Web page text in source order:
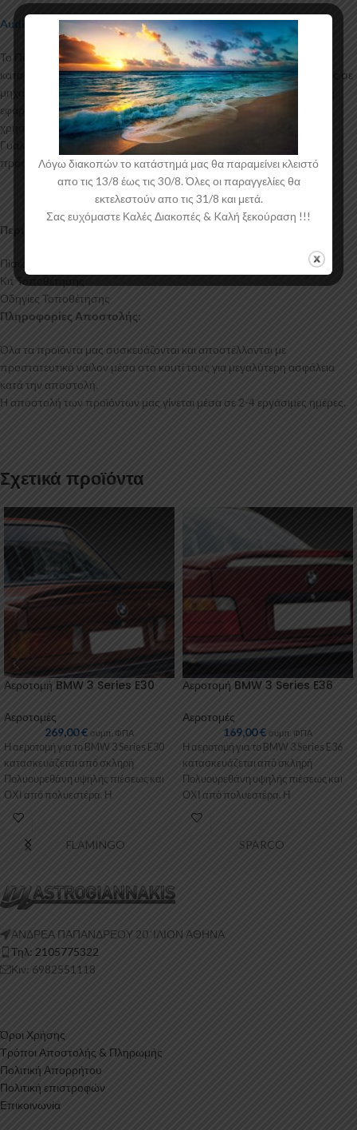
Audi A3 S-Line 8Y Facelift Sportback (2024-)
Το Πίσω Σπλίτερ για το Audi A3 S-Line 8Y Facelift Sportback
κατασκευάζεται από ABS Πλαστικό υψηλής ποιότητας και αισθητικής σε
μηχανές θερμοδιαμόρφωσης τελευταίας τεχνολογίας έχοντας άψογη
εφαρμογή και εύκολη τοποθέτηση. Το υλικό πλαστικού που
χρησιμοποιείται για την δημιουργία προϊόντων έρχεται σε Μαύρο
Γυαλιστερό χρώμα και με αντιχαρακτική επιφάνεια. Συνοδεύεται από
προστατευτική μεμβράνη όπου αφαιρείται πριν την τοποθέτηση.
Περιεχόμενα Συσκευασίας:
Πίσω Σπλίτερ Audi A3 S-Line 8Y Facelift
Κιτ Τοποθέτησης
Οδηγίες Τοποθέτησης
Πληροφορίες Αποστολής:
Όλα τα προϊόντα μας συσκευάζονται και αποστέλλονται με
προστατευτικό νάιλον μέσα στο κουτί τους για μεγαλύτερη ασφάλεια
κατά την αποστολή.
Η αποστολή των προϊόντων μας γίνεται μέσα σε 2-4 εργάσιμες ημέρες.
Σχετικά προϊόντα
Αεροτομή BMW 3 Series E30
Αεροτομές
269,00€ συμπ. ΦΠΑ
Η αεροτομή για το BMW 3 Series E30
κατασκευάζεται από σκληρή
Πολυουρεθάνη υψηλής πιέσεως και
ΟΧΙ από πολυεστέρα. Η
Πολυουρεθάνη
Αεροτομή BMW 3 Series E36
Αεροτομές
169,00€ συμπ. ΦΠΑ
Η αεροτομή για το BMW 3 Series E36
κατασκευάζεται από σκληρή
Πολυουρεθάνη υψηλής πιέσεως και
ΟΧΙ από πολυεστέρα. Η
Πολυουρεθάνη
FLAMINGO SPARCO
ΑΝΔΡΕΑ ΠΑΠΑΝΔΡΕΟΥ 20 ‘ΙΛΙΟΝ ΑΘΗΝΑ
Τηλ: 2105775322
Κιν: 6982551118
Όροι Χρήσης
Τρόποι Αποστολής & Πληρωμής
Πολιτική Απορρήτου
Πολιτική επιστροφών
Επικοινωνία
Λόγω διακοπών το κατάστημά μας θα παραμείνει κλειστό
απο τις 13/8 έως τις 30/8. Όλες οι παραγγελίες θα
εκτελεστούν απο τις 31/8 και μετά.
Σας ευχόμαστε Καλές Διακοπές & Kαλή ξεκούραση !!!